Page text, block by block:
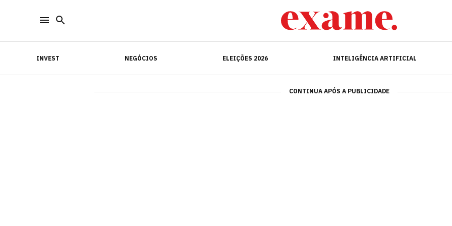
INVEST NEGÓCIOS ELEIÇÕES 2026 INTELIGÊNCIA ARTIFICIAL
INVEST INTELIGÊNCIA ARTIFICIAL
CONTINUA APÓS A PUBLICIDADE